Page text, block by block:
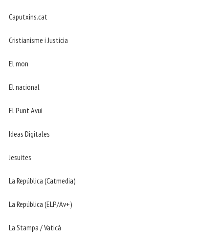
Caputxins.cat
Cristianisme i Justicia
El mon
El nacional
El Punt Avui
Ideas Digitales
Jesuites
La República (Catmedia)
La República (ELP/Av+)
La Stampa / Vaticà